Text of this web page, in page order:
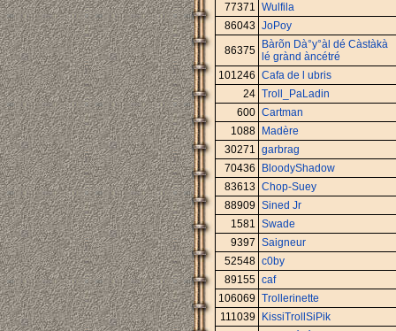
77371 Wulfila
86043 JoPoy
86375
Bàrõn Dà°y°àl dé Càstàkà
lé grànd àncétré
101246 Cafa de l ubris
24 Troll_PaLadin
600 Cartman
1088
Madère
30271 garbrag
70436
BloodyShadow
83613 Chop-Suey
88909 Sined Jr
1581 Swade
9397 Saigneur
52548 c0by
89155 caf
106069 Trollerinette
111039
KissiTrollSiPik